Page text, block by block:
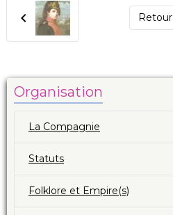
Retour
Organisation
La Compagnie
Statuts
Folklore et Empire(s)